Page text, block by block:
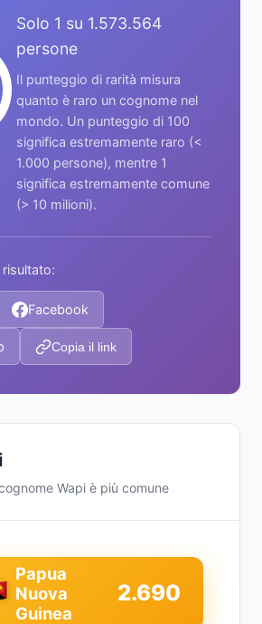
Solo 1 su 1.573.564
persone
Il punteggio di rarità misura
quanto è raro un cognome nel
mondo. Un punteggio di 100
significa estremamente raro (<
1.000 persone), mentre 1
significa estremamente comune
(> 10 milioni).
Facebook
Copia il link
Wapi è più comune
Papua
Nuova
Guinea
2.690